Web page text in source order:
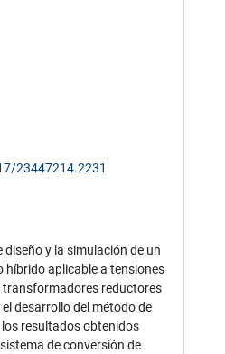
23447214.2231
diseño y la simulación de un
híbrido aplicable a tensiones
transformadores reductores
desarrollo del método de
resultados obtenidos
de conversión de